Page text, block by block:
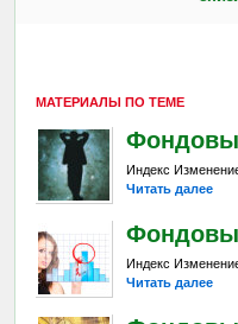
МАТЕРИАЛЫ ПО ТЕМЕ
Индекс
Читать далее
Индекс
Читать далее